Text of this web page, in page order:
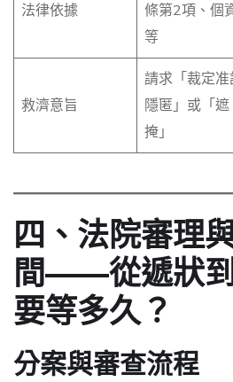
法律依據
條第2項、個
等
救濟意旨
請求「裁定准
隱匿」或「遮
掩」
四、法院審理
間——從遞狀
要等多久？
分案與審查流程